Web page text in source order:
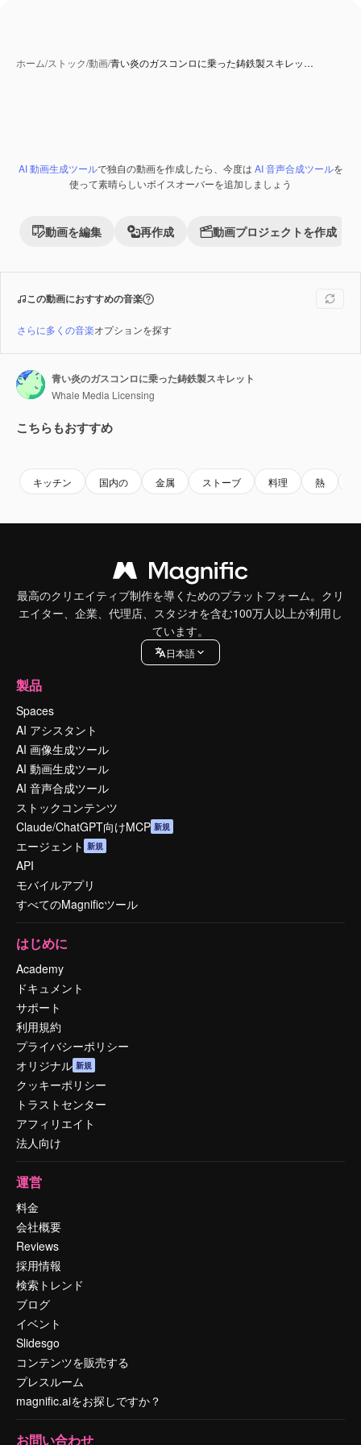
ホーム/ストック/動画/青い炎のガスコンロに乗った鋳鉄製スキレッ…
PremiumAI 生成コンテンツ
AI 動画生成ツールで独自の動画を作成したら、今度は AI 音声合成ツールを
使って素晴らしいボイスオーバーを追加しましょう
動画を編集 再作成 動画プロジェクトを作成
この動画におすすめの音楽
さらに多くの音楽オプションを探す
青い炎のガスコンロに乗った鋳鉄製スキレット
Whale Media Licensing
こちらもおすすめ
キッチン 国内の 金属 ストーブ 料理 熱
最高のクリエイティブ制作を導くためのプラットフォーム。クリ
エイター、企業、代理店、スタジオを含む100万人以上が利用し
ています。
日本語
製品
Spaces
AI アシスタント
AI 画像生成ツール
AI 動画生成ツール
AI 音声合成ツール
ストックコンテンツ
Claude/ChatGPT向けMCP 新規
エージェント 新規
API
モバイルアプリ
すべてのMagnificツール
はじめに
Academy
ドキュメント
サポート
利用規約
プライバシーポリシー
オリジナル 新規
クッキーポリシー
トラストセンター
アフィリエイト
法人向け
運営
料金
会社概要
Reviews
採用情報
検索トレンド
ブログ
イベント
Slidesgo
コンテンツを販売する
プレスルーム
magnific.aiをお探しですか？
お問い合わせ